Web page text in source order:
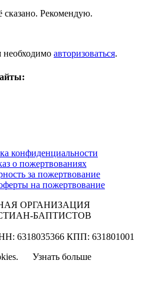
сказано. Рекомендую.
необходимо авторизоваться.
конфиденциальности
о пожертвованиях
за пожертвование
на пожертвование
ОРГАНИЗАЦИЯ
БАПТИСТОВ
6318035366 КПП: 631801001
Узнать больше